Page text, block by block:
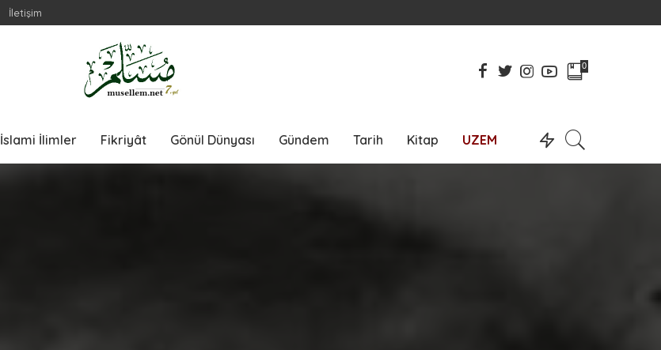
İletişim
0
İslami İlimler Fikriyât Gönül Dünyası Gündem Tarih Kitap UZEM